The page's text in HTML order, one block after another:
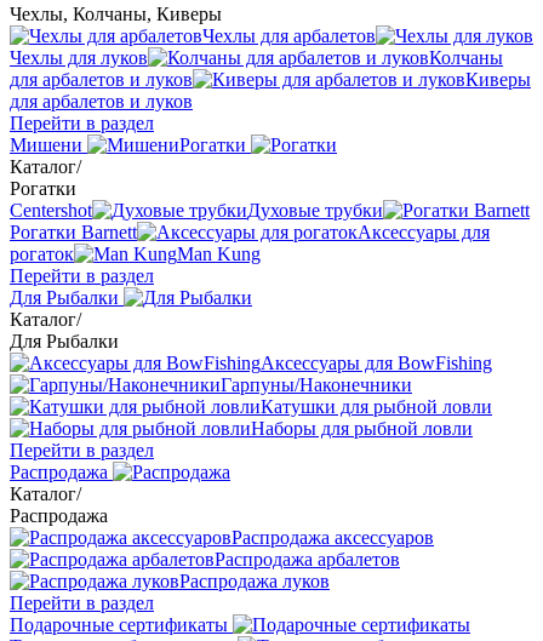
Чехлы, Колчаны, Киверы
Чехлы для арбалетов
Чехлы для луков
Колчаны
для арбалетов и луков
Киверы
для арбалетов и луков
Перейти в раздел
Мишени
Рогатки
Каталог/
Рогатки
Centershot
Духовые трубки
Рогатки Barnett
Аксессуары для
рогаток
Man Kung
Перейти в раздел
Для Рыбалки
Каталог/
Для Рыбалки
Аксессуары для BowFishing
Гарпуны/Наконечники
Катушки для рыбной ловли
Наборы для рыбной ловли
Перейти в раздел
Распродажа
Каталог/
Распродажа
Распродажа аксессуаров
Распродажа арбалетов
Распродажа луков
Перейти в раздел
Подарочные сертификаты